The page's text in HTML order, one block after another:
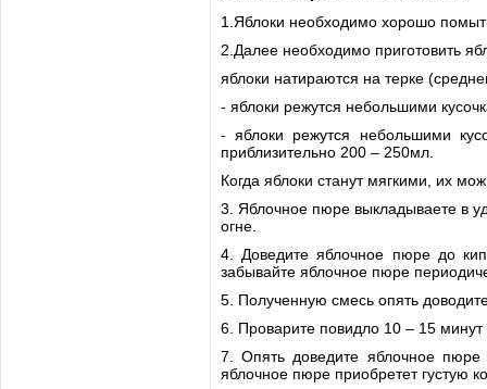
1.Яблоки необходимо хорошо
2.Далее необходимо приготовить
яблоки натираются на терке
- яблоки режутся небольшими
- яблоки режутся небольшими
приблизительно 200 – 250мл.
Когда яблоки станут мягкими, их
3. Яблочное пюре выкладываете в
огне.
4. Доведите яблочное пюре до
забывайте яблочное пюре
5. Полученную смесь опять
6. Проварите повидло 10 – 15
7. Опять доведите яблочное пюре
яблочное пюре приобретет густую